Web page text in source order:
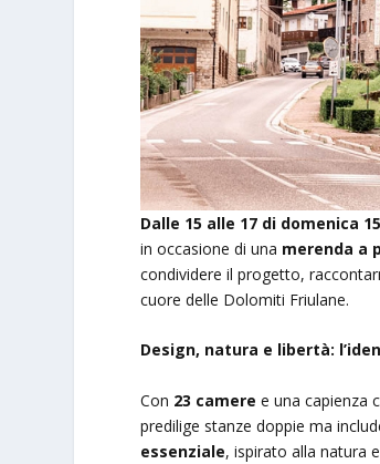
Dalle 15 alle 17 di domenica
in occasione di una merenda a
condividere il progetto,
cuore delle Dolomiti Friulane.
Design, natura e libertà:
Con 23 camere e una capienza
predilige stanze doppie ma
essenziale, ispirato alla natura